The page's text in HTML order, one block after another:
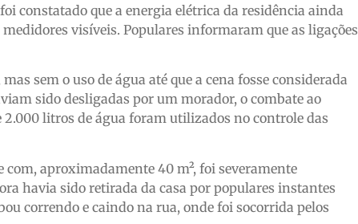
constatado que a energia elétrica da residência ainda
visíveis. Populares informaram que as ligações
sem o uso de água até que a cena fosse considerada
sido desligadas por um morador, o combate ao
litros de água foram utilizados no controle das
aproximadamente 40 m², foi severamente
havia sido retirada da casa por populares instantes
correndo e caindo na rua, onde foi socorrida pelos